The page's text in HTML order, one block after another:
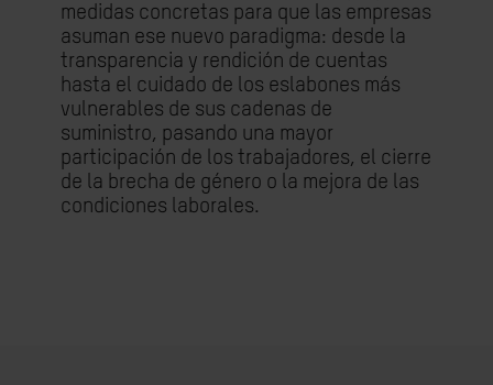
medidas concretas para que las empresas
asuman ese nuevo paradigma: desde la
transparencia y rendición de cuentas
hasta el cuidado de los eslabones más
vulnerables de sus cadenas de
suministro, pasando una mayor
participación de los trabajadores, el cierre
de la brecha de género o la mejora de las
condiciones laborales.